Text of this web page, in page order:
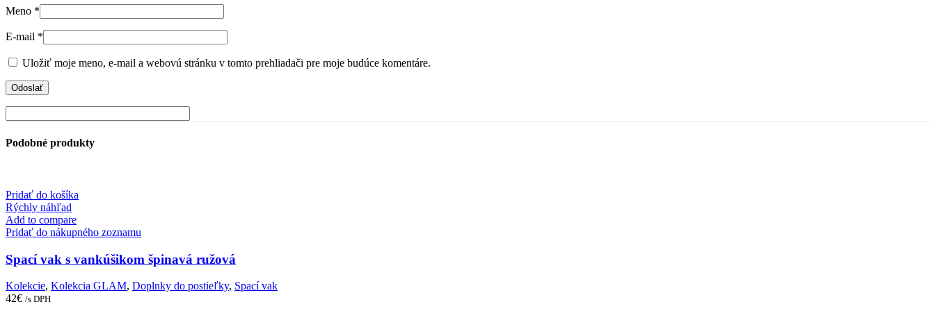
Meno *
E-mail *
Uložiť moje meno, e-mail a webovú stránku v tomto prehliadači pre moje budúce komentáre.
Podobné produkty
Pridať do košíka
Rýchly náhľad
Add to compare
Pridať do nákupného zoznamu
Spací vak s vankúšikom špinavá ružová
Kolekcie, Kolekcia GLAM, Doplnky do postieľky, Spací vak
42€ /s DPH